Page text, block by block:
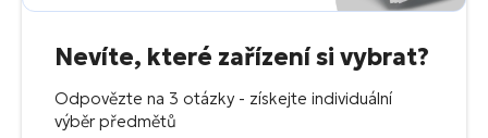
Nevíte, které zařízení si vybrat?
Odpovězte na 3 otázky - získejte individuální
výběr předmětů